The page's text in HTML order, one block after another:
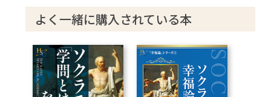
使命
9 J・S・ミルの霊言を終えて
あとがき
よく一緒に購入されている本